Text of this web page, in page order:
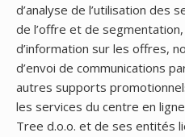
d’analyse de l’utilisation des
de l’offre et de
d’information sur les offres,
d’envoi de communications
autres supports
les services du centre en
Tree d.o.o. et de ses entités